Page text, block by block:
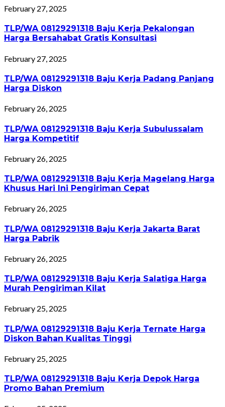
February 27, 2025
TLP/WA 08129291318 Baju Kerja Pekalongan
Harga Bersahabat Gratis Konsultasi
February 27, 2025
TLP/WA 08129291318 Baju Kerja Padang Panjang
Harga Diskon
February 26, 2025
TLP/WA 08129291318 Baju Kerja Subulussalam
Harga Kompetitif
February 26, 2025
TLP/WA 08129291318 Baju Kerja Magelang Harga
Khusus Hari Ini Pengiriman Cepat
February 26, 2025
TLP/WA 08129291318 Baju Kerja Jakarta Barat
Harga Pabrik
February 26, 2025
TLP/WA 08129291318 Baju Kerja Salatiga Harga
Murah Pengiriman Kilat
February 25, 2025
TLP/WA 08129291318 Baju Kerja Ternate Harga
Diskon Bahan Kualitas Tinggi
February 25, 2025
TLP/WA 08129291318 Baju Kerja Depok Harga
Promo Bahan Premium